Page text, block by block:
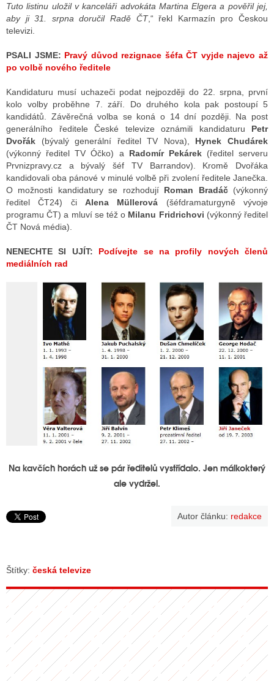
Tuto listinu uložil v kanceláři advokáta Martina Elgera a pověřil jej,
aby ji 31. srpna doručil Radě ČT,“ řekl Karmazín pro Českou
televizi.
PSALI JSME: Pravý důvod rezignace šéfa ČT vyjde najevo až
po volbě nového ředitele
Kandidaturu musí uchazeči podat nejpozději do 22. srpna, první
kolo volby proběhne 7. září. Do druhého kola pak postoupí 5
kandidátů. Závěrečná volba se koná o 14 dní později. Na post
generálního ředitele České televize oznámili kandidaturu Petr
Dvořák (bývalý generální ředitel TV Nova),
Hynek Chudárek
(výkonný ředitel TV Óčko) a Radomír Pekárek(ředitel serveru
Prvnizpravy.cz a bývalý šéf TV Barrandov). Kromě Dvořáka
kandidovali oba pánové v minulé volbě při zvolení ředitele Janečka.
O možnosti kandidatury se rozhodují Roman Bradáč(výkonný
ředitel ČT24) či Alena Müllerová (šéfdramaturgyně vývoje
programu ČT) a mluví se též o Milanu Fridrichovi (výkonný ředitel
ČT Nová média).
NENECHTE SI UJÍT: Podívejte se na profily nových členů
mediálních rad
Na kavčích horách už se pár ředitelů vystřídalo. Jen málkokterý
ale vydržel.
Autor článku: redakce
Štítky: česká televize